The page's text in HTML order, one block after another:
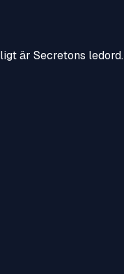
är Secretons ledord.